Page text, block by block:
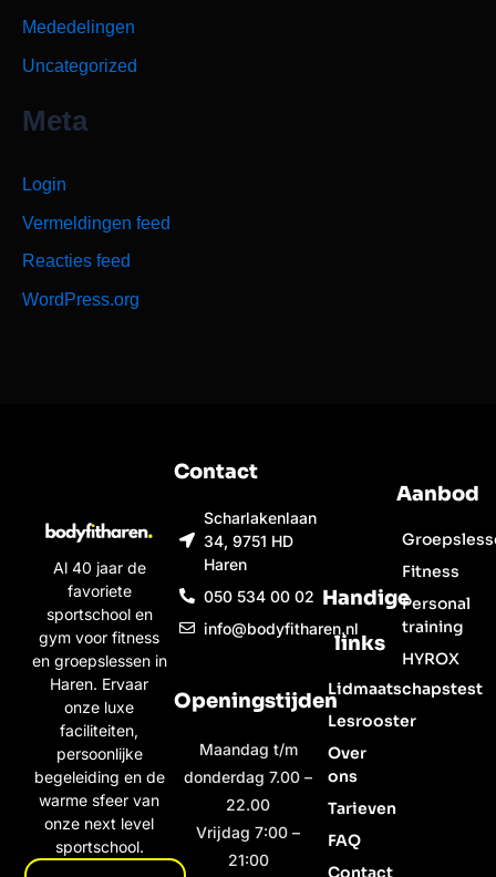
Mededelingen
Uncategorized
Meta
Login
Vermeldingen feed
Reacties feed
WordPress.org
Al 40 jaar de
favoriete
sportschool en
gym voor fitness
en groepslessen in
Haren. Ervaar
onze luxe
faciliteiten,
persoonlijke
begeleiding en de
warme sfeer van
onze next level
sportschool.
Contact
Scharlakenlaan
34, 9751 HD
Haren
050 534 00 02
info@bodyfitharen.nl
Openingstijden
Maandag t/m
donderdag 7.00 –
22.00
Vrijdag 7:00 –
21:00
Handige
links
Lidmaatschapstest
Lesrooster
Over
ons
Tarieven
FAQ
Contact
Aanbod
Fitness
Personal
training
HYROX